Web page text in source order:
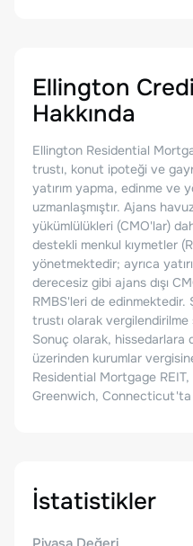
Ellington
Hakkında
Ellington Residential
trustı, konut ipoteği ve
yatırım yapma, edinme ve
uzmanlaşmıştır. Ajans
yükümlülükleri (CMO'lar)
destekli menkul kıymetler
yönetmektedir; ayrıca
derecesiz gibi ajans dışı
RMBS'leri de edinmektedir.
trustı olarak
Sonuç olarak, hissedarlara
üzerinden kurumlar
Residential Mortgage REIT,
Greenwich, Connecticut'ta
İstatistikler